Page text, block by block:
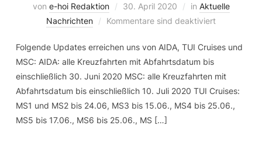
von e-hoi Redaktion 30. April 2020 in Aktuelle
Nachrichten
Kommentare sind deaktiviert
Folgende Updates erreichen uns von AIDA, TUI Cruises und
MSC: AIDA: alle Kreuzfahrten mit Abfahrtsdatum bis
einschließlich 30. Juni 2020 MSC: alle Kreuzfahrten mit
Abfahrtsdatum bis einschließlich 10. Juli 2020 TUI Cruises:
MS1 und MS2 bis 24.06, MS3 bis 15.06., MS4 bis 25.06.,
MS5 bis 17.06., MS6 bis 25.06., MS […]